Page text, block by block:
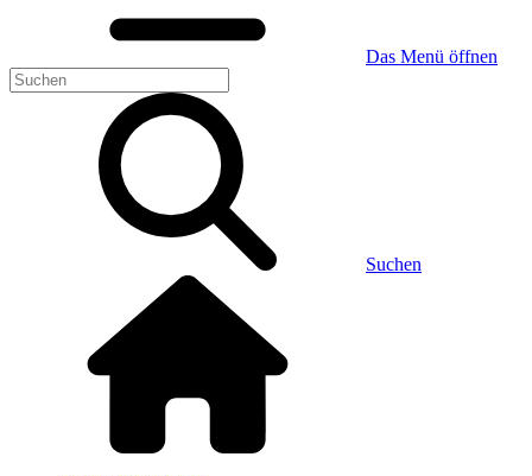
Das Menü öffnen
Suchen